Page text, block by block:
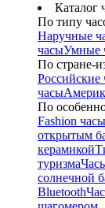
Каталог
По типу
Наручные
часыУмные
По стране-
Российские
часы
По
Fashion часы
открытым
керамикой
туризма
солнечной
Bluetooth